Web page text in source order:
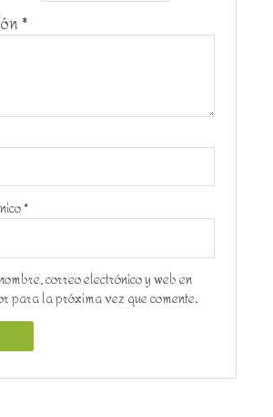
*
*
correo electrónico y web en
para la próxima vez que comente.